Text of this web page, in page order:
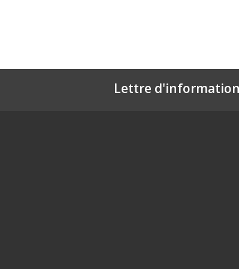
Lettre